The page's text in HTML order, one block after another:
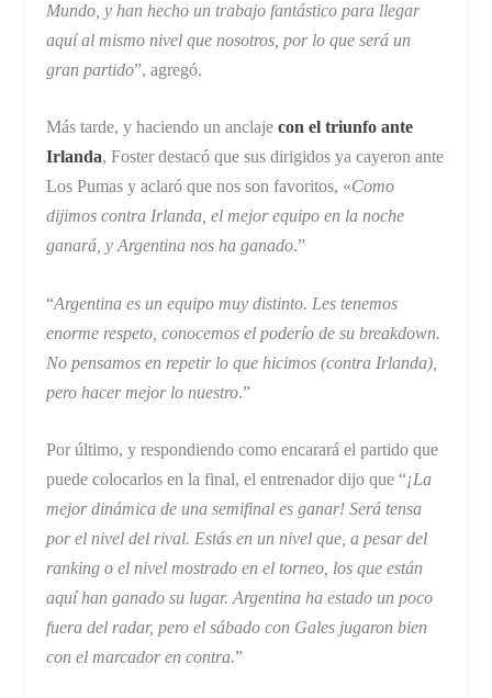
Mundo, y han hecho un trabajo fantástico para llegar
aquí al mismo nivel que nosotros, por lo que será un
gran partido”, agregó.
Más tarde, y haciendo un anclajecon el triunfo ante
Irlanda, Foster destacó que sus dirigidos ya cayeron ante
Los Pumas y aclaró que nos son favoritos, «Como
dijimos contra Irlanda, el mejor equipo en la noche
ganará, y Argentina nos ha ganado.”
“Argentina es un equipo muy distinto. Les tenemos
enorme respeto, conocemos el poderío de su breakdown.
No pensamos en repetir lo que hicimos (contra Irlanda),
pero hacer mejor lo nuestro.”
Por último, y respondiendo como encarará el partido que
puede colocarlos en la final, el entrenador dijo que “¡La
mejor dinámica de una semifinal es ganar! Será tensa
por el nivel del rival. Estás en un nivel que, a pesar del
ranking o el nivel mostrado en el torneo, los que están
aquí han ganado su lugar. Argentina ha estado un poco
fuera del radar, pero el sábado con Gales jugaron bien
con el marcador en contra.”